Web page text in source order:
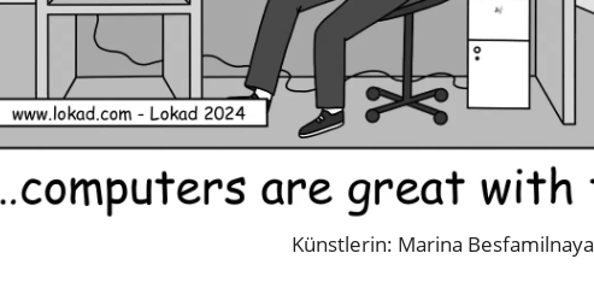
Künstlerin: Marina Besfamilnaya